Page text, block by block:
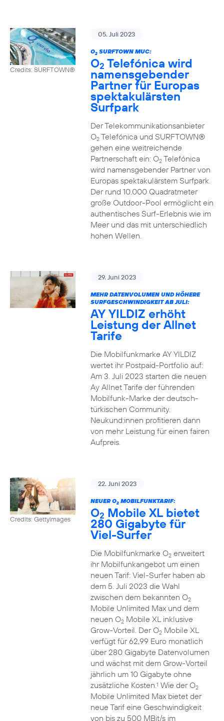
Credits: SURFTOWN®
05. Juli 2023
O2SURFTOWN MUC:
O2 Telefónica wird
namensgebender
Partner für Europas
spektakulärsten
Surfpark
Der Telekommunikationsanbieter
O2Telefónica und SURFTOWN®
gehen eine weitreichende
Partnerschaft ein: O2Telefónica
wird namensgebender Partner von
Europas spektakulärstem Surfpark.
Der rund 10.000 Quadratmeter
große Outdoor-Pool ermöglicht ein
authentisches Surf-Erlebnis wie im
Meer und das mit unterschiedlich
hohen Wellen.
29. Juni 2023
MEHR DATENVOLUMEN UND HÖHERE
SURFGESCHWINDIGKEIT AB JULI:
AY YILDIZ erhöht
Leistung der Allnet
Tarife
Die Mobilfunkmarke AY YILDIZ
wertet ihr Postpaid-Portfolio auf:
Am 3. Juli 2023 starten die neuen
Ay Allnet Tarife der führenden
Mobilfunk-Marke der deutsch-
türkischen Community.
Neukund:innen profitieren dann
von mehr Leistung für einen fairen
Aufpreis.
Credits: Gettyimages
22. Juni 2023
NEUER O2MOBILFUNKTARIF:
O2 Mobile XL bietet
280 Gigabyte für
Viel-Surfer
Die Mobilfunkmarke O2erweitert
ihr Mobilfunkangebot um einen
neuen Tarif: Viel-Surfer haben ab
dem 5. Juli 2023 die Wahl
zwischen dem bekannten O2
Mobile Unlimited Max und dem
neuen O2Mobile XL inklusive
Grow-Vorteil. Der O2Mobile XL
verfügt für 62,99 Euro monatlich
über 280 Gigabyte Datenvolumen
und wächst mit dem Grow-Vorteil
jährlich um 10 Gigabyte ohne
zusätzliche Kosten.1 Wie der O2
Mobile Unlimited Max bietet der
neue Tarif eine Geschwindigkeit
von bis zu 500 MBit/s im